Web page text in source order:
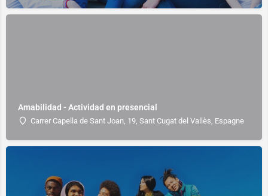
Amabilidad - Actividad en presencial
Carrer Capella de Sant Joan, 19, Sant Cugat del Vallès, Espagne